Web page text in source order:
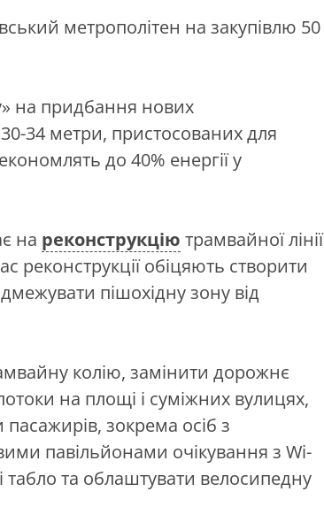
метрополітен на закупівлю 50
на придбання нових
34 метри, пристосованих для
до 40% енергії у
на реконструкцію трамвайної лінії
реконструкції обіцяють створити
пішохідну зону від
колію, замінити дорожнє
на площі і суміжних вулицях,
зокрема осіб з
павільйонами очікування з Wi-
табло та облаштувати велосипедну